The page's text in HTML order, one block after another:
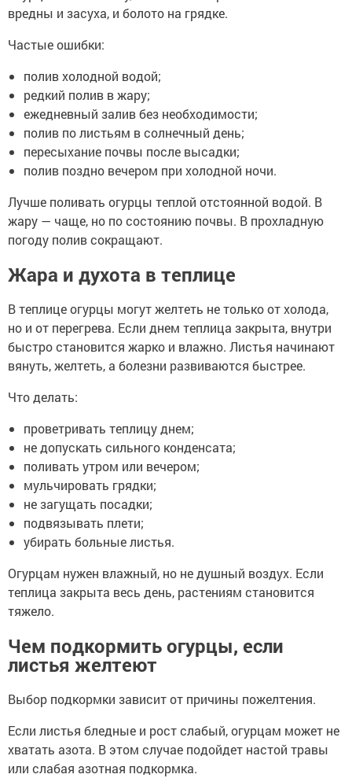
вредны и засуха, и болото на грядке.
Частые ошибки:
полив холодной водой;
редкий полив в жару;
ежедневный залив без необходимости;
полив по листьям в солнечный день;
пересыхание почвы после высадки;
полив поздно вечером при холодной ночи.
Лучше поливать огурцы теплой отстоянной водой. В
жару — чаще, но по состоянию почвы. В прохладную
погоду полив сокращают.
Жара и духота в теплице
В теплице огурцы могут желтеть не только от холода,
но и от перегрева. Если днем теплица закрыта, внутри
быстро становится жарко и влажно. Листья начинают
вянуть, желтеть, а болезни развиваются быстрее.
Что делать:
проветривать теплицу днем;
не допускать сильного конденсата;
поливать утром или вечером;
мульчировать грядки;
не загущать посадки;
подвязывать плети;
убирать больные листья.
Огурцам нужен влажный, но не душный воздух. Если
теплица закрыта весь день, растениям становится
тяжело.
Чем подкормить огурцы, если
листья желтеют
Выбор подкормки зависит от причины пожелтения.
Если листья бледные и рост слабый, огурцам может не
хватать азота. В этом случае подойдет настой травы
или слабая азотная подкормка.